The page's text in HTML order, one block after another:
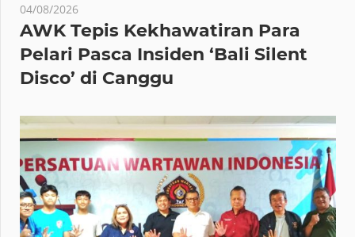
04/08/2026
AWK Tepis Kekhawatiran Para
Pelari Pasca Insiden ‘Bali Silent
Disco’ di Canggu